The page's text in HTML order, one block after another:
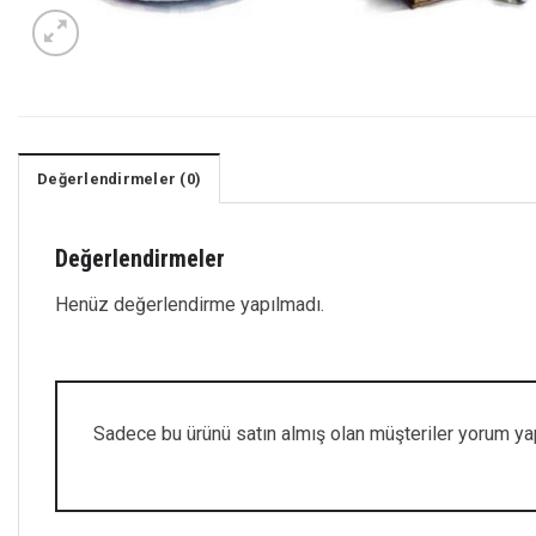
Değerlendirmeler (0)
Değerlendirmeler
Henüz değerlendirme yapılmadı.
Sadece bu ürünü satın almış olan müşteriler yorum